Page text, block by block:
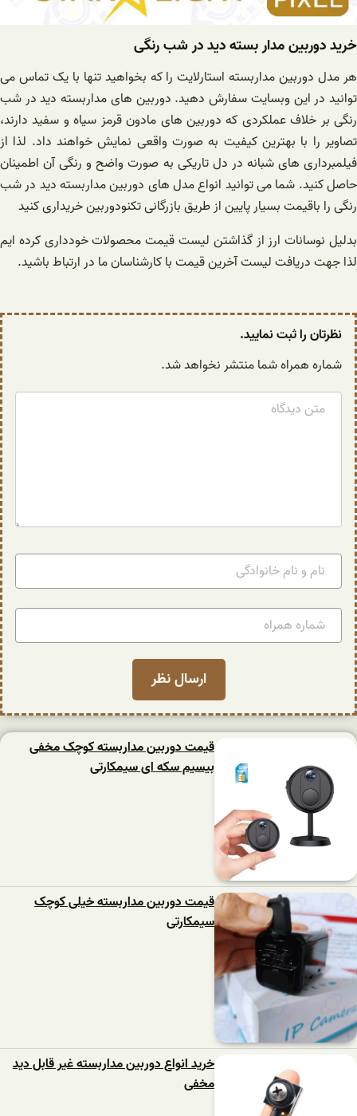
خرید دوربین مدار بسته دید در شب رنگی
هر مدل دوربین مداربسته استارلایت را که بخواهید تنها با یک تماس می
توانید در این وبسایت سفارش دهید. دوربین های مداربسته دید در شب
رنگی بر خلاف عملکردی که دوربین های مادون قرمز سیاه و سفید دارند،
تصاویر را با بهترین کیفیت به صورت واقعی نمایش خواهند داد. لذا از
فیلمبرداری های شبانه در دل تاریکی به صورت واضح و رنگی آن اطمینان
حاصل کنید. شما می توانید انواع مدل های دوربین مداربسته دید در شب
رنگی را باقیمت بسیار پایین از طریق بازرگانی تکنودوربین خریداری کنید
بدلیل نوسانات ارز از گذاشتن لیست قیمت محصولات خودداری کرده ایم
لذا جهت دریافت لیست آخرین قیمت با کارشناسان ما در ارتباط باشید.
نظرتان را ثبت نمایید.
شماره همراه شما منتشر نخواهد شد.
قیمت دوربین مداربسته کوچک مخفی
بیسیم سکه ای سیمکارتی
قیمت دوربین مداربسته خیلی کوچک
سیمکارتی
خرید انواع دوربین مداربسته غیر قابل دید
مخفی